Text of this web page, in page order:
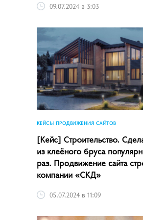
09.07.2024 в 3:03
КЕЙСЫ ПРОДВИЖЕНИЯ САЙТОВ
[Кейс] Строительство.
из клеёного бруса
раз. Продвижение сайта
компании «СКД»
05.07.2024 в 11:09